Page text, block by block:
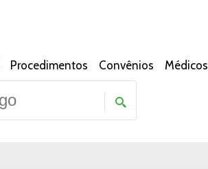
Procedimentos Convênios Médicos